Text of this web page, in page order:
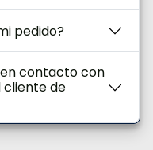
pedido?
contacto con
cliente de